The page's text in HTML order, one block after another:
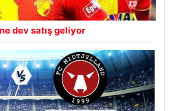
dev satış geliyor